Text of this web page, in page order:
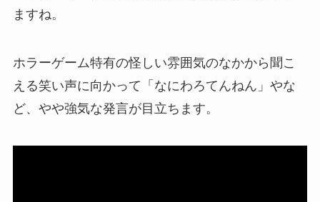
ますね。
ホラーゲーム特有の怪しい雰囲気のなかから聞こ
える笑い声に向かって「 なにわろてんねん 」やな
ど、 やや強気な発言が目立ちます。